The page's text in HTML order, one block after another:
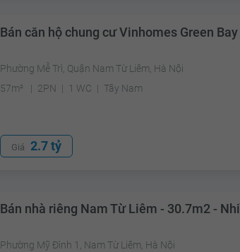
Bán căn hộ chung cư Vinhomes Green Bay
Phường Mễ Trì, Quận Nam Từ Liêm, Hà Nội
57m²
2PN 1 WC Tây Nam
Giá 2.7 tỷ
Bán nhà riêng Nam Từ Liêm - 30.7m2 -
Phường Mỹ Đình 1, Nam Từ Liêm, Hà Nội